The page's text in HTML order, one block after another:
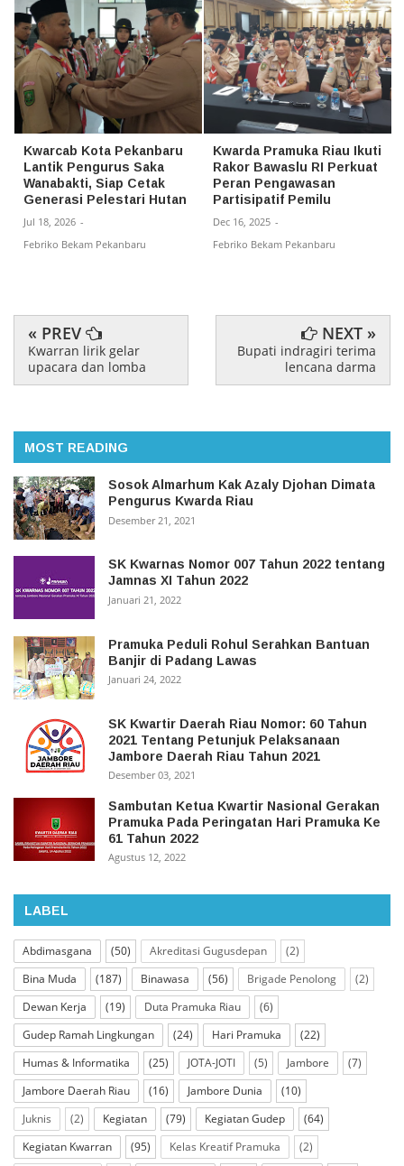
Kwarcab Kota Pekanbaru
Lantik Pengurus Saka
Wanabakti, Siap Cetak
Generasi Pelestari Hutan
Jul 18, 2026 -
Febriko Bekam Pekanbaru
Kwarda Pramuka Riau Ikuti
Rakor Bawaslu RI Perkuat
Peran Pengawasan
Partisipatif Pemilu
Dec 16, 2025 -
Febriko Bekam Pekanbaru
« PREV
Kwarran lirik gelar
upacara dan lomba
NEXT »
Bupati indragiri terima
lencana darma
MOST READING
Sosok Almarhum Kak Azaly Djohan Dimata
Pengurus Kwarda Riau
Desember 21, 2021
SK Kwarnas Nomor 007 Tahun 2022 tentang
Jamnas XI Tahun 2022
Januari 21, 2022
Pramuka Peduli Rohul Serahkan Bantuan
Banjir di Padang Lawas
Januari 24, 2022
SK Kwartir Daerah Riau Nomor: 60 Tahun
2021 Tentang Petunjuk Pelaksanaan
Jambore Daerah Riau Tahun 2021
Desember 03, 2021
Sambutan Ketua Kwartir Nasional Gerakan
Pramuka Pada Peringatan Hari Pramuka Ke
61 Tahun 2022
Agustus 12, 2022
LABEL
Abdimasgana (50) Akreditasi Gugusdepan
(2)
Bina Muda
(187) Binawasa (56) Brigade Penolong
(2)
Dewan Kerja
(19) Duta Pramuka Riau
(6)
Gudep Ramah Lingkungan
(24) Hari Pramuka
(22)
Humas & Informatika
(25) JOTA-JOTI (5) Jambore
(7)
Jambore Daerah Riau
(16) Jambore Dunia
(10)
Juknis
(2) Kegiatan (79) Kegiatan Gudep
(64)
Kegiatan Kwarran
(95) Kelas Kreatif Pramuka
(2)